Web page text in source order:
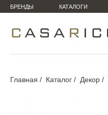
БРЕНДЫ КАТАЛОГИ
Главная Каталог Декор